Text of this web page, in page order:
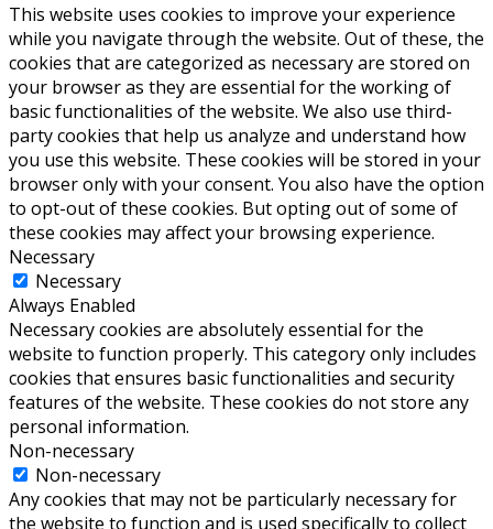
This website uses cookies to improve your experience
while you navigate through the website. Out of these, the
cookies that are categorized as necessary are stored on
your browser as they are essential for the working of
basic functionalities of the website. We also use third-
party cookies that help us analyze and understand how
you use this website. These cookies will be stored in your
browser only with your consent. You also have the option
to opt-out of these cookies. But opting out of some of
these cookies may affect your browsing experience.
Necessary
Necessary
Always Enabled
Necessary cookies are absolutely essential for the
website to function properly. This category only includes
cookies that ensures basic functionalities and security
features of the website. These cookies do not store any
personal information.
Non-necessary
Non-necessary
Any cookies that may not be particularly necessary for
the website to function and is used specifically to collect